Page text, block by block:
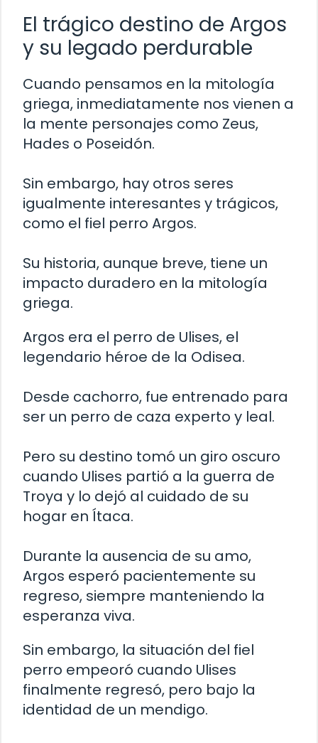
El trágico destino de Argos
y su legado perdurable
Cuando pensamos en la mitología
griega, inmediatamente nos vienen a
la mente personajes como Zeus,
Hades o Poseidón.
Sin embargo, hay otros seres
igualmente interesantes y trágicos,
como el fiel perro Argos.
Su historia, aunque breve, tiene un
impacto duradero en la mitología
griega.
Argos era el perro de Ulises, el
legendario héroe de la Odisea.
Desde cachorro, fue entrenado para
ser un perro de caza experto y leal.
Pero su destino tomó un giro oscuro
cuando Ulises partió a la guerra de
Troya y lo dejó al cuidado de su
hogar en Ítaca.
Durante la ausencia de su amo,
Argos esperó pacientemente su
regreso, siempre manteniendo la
esperanza viva.
Sin embargo, la situación del fiel
perro empeoró cuando Ulises
finalmente regresó, pero bajo la
identidad de un mendigo.